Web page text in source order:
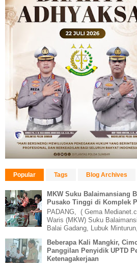
Popular Tags Blog Archives
MKW Suku Balaimansiang
Pusako Tinggi di Komplek
PADANG, ( Gema
Waris (MKW) Suku
Balai Gadang, Lubuk
Beberapa Kali Mangkir,
Panggilan Penyidik UPTD
Ketenagakerjaan